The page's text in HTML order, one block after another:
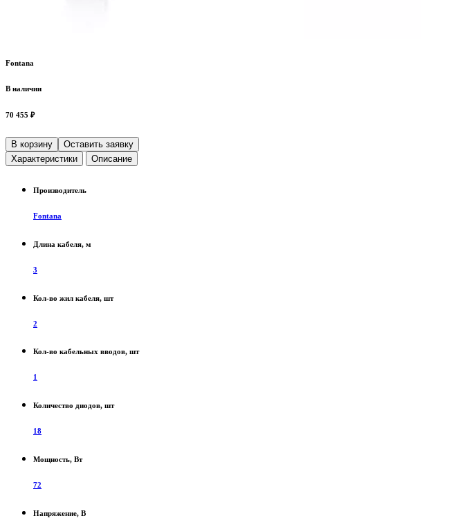
Fontana
В наличии
70 455 ₽
В корзину
Оставить заявку
Характеристики
Описание
Производитель
Fontana
Длина кабеля, м
3
Кол-во жил кабеля, шт
2
Кол-во кабельных вводов, шт
1
Количество диодов, шт
18
Мощность, Вт
72
Напряжение, В